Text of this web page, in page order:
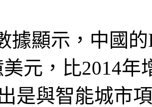
據顯示，中國
美元，比2014年
是與智能城市